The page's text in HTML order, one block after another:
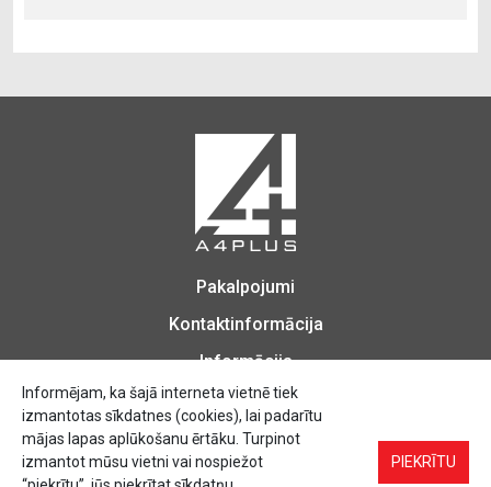
Biroja Preces, Zīmogu izgatavošana, Printēšana, Kopēšana, Iesiešana,
Vizītkartes, Skrejlapas, Uzlīmes.
Pakalpojumi
Kontaktinformācija
Informācija
Informējam, ka šajā interneta vietnē tiek
izmantotas sīkdatnes (cookies), lai padarītu
mājas lapas aplūkošanu ērtāku. Turpinot
izmantot mūsu vietni vai nospiežot
PIEKRĪTU